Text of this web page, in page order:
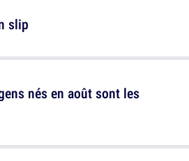
nés en août sont les
slip